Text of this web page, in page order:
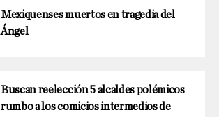
Mexiquenses muertos en tragedia del
Ángel
Buscan reelección 5 alcaldes polémicos
rumbo a los comicios intermedios de